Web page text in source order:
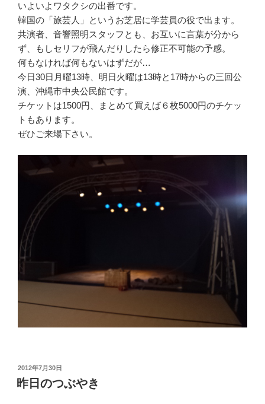
いよいよワタクシの出番です。
韓国の「旅芸人」というお芝居に学芸員の役で出ます。
共演者、音響照明スタッフとも、お互いに言葉が分から
ず、もしセリフが飛んだりしたら修正不可能の予感。
何もなければ何もないはずだが…
今日30日月曜13時、明日火曜は13時と17時からの三回公
演、沖縄市中央公民館です。
チケットは1500円、まとめて買えば６枚5000円のチケッ
トもあります。
ぜひご来場下さい。
投
稿
日:
2012年7月30日
昨日のつぶやき